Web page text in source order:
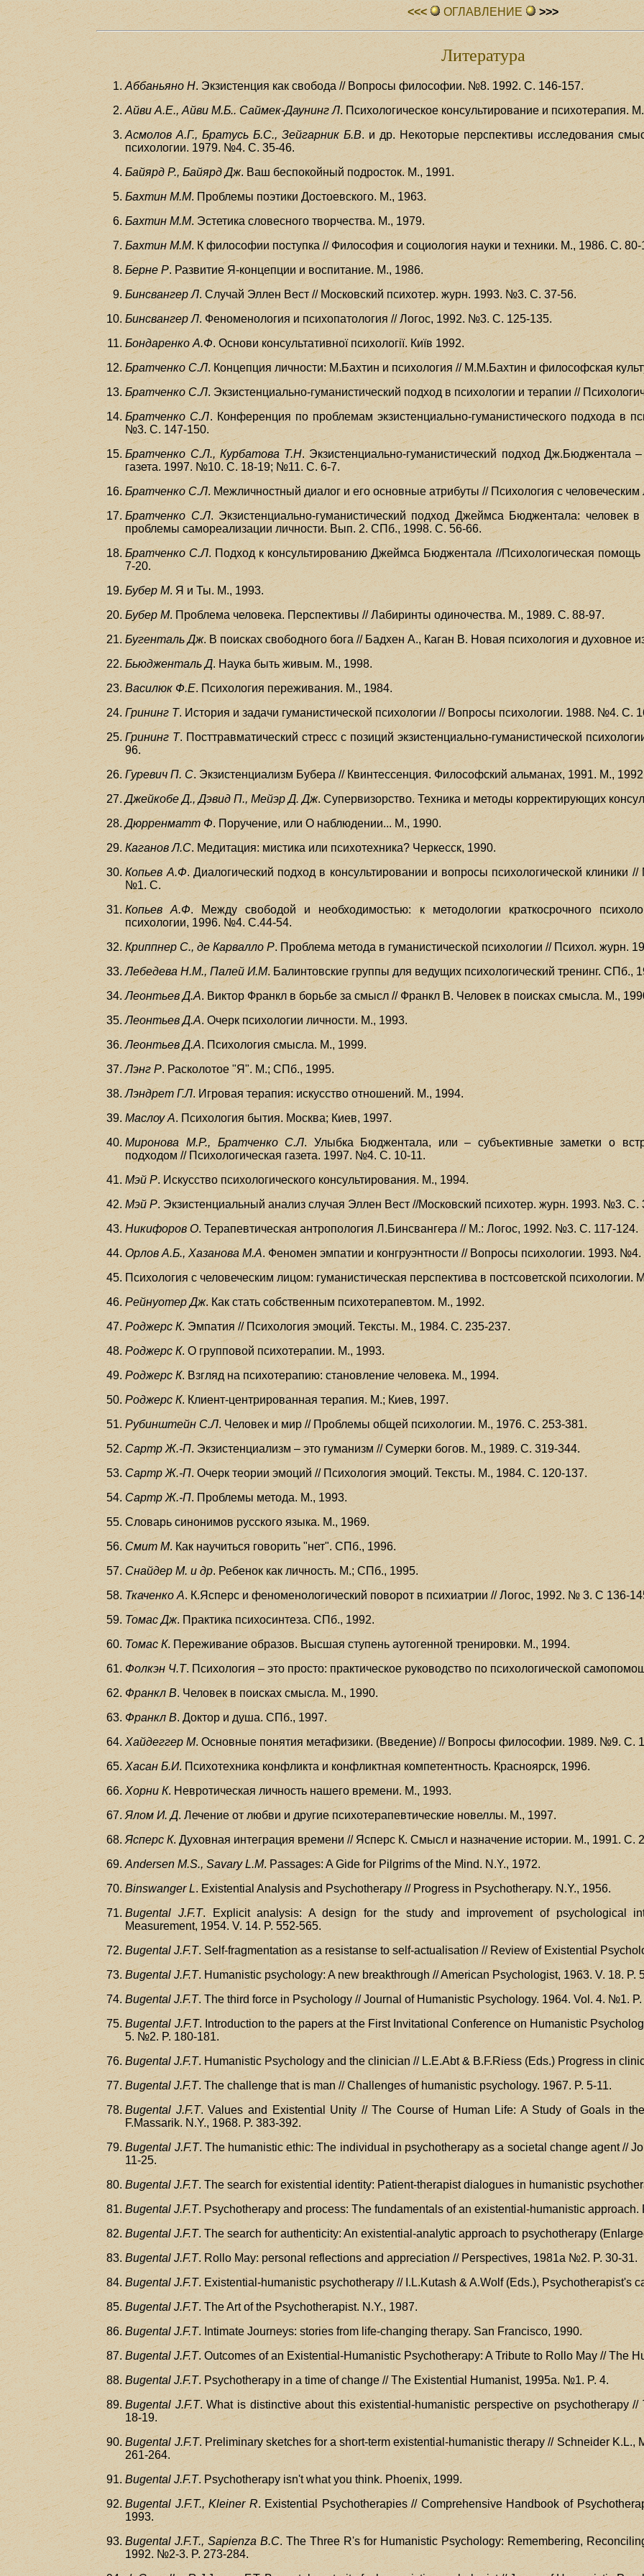
<<< ОГЛАВЛЕHИЕ >>>
Литература
Аббаньяно Н. Экзистенция как свобода // Вопросы философии. №8. 1992. С. 146-157.
Айви А.Е., Айви М.Б.. Саймек-Даунинг Л. Психологическое консультирование и психотерапия.
Асмолов А.Г., Братусь Б.С., Зейгарник Б.В. и др. Некоторые перспективы исследования
психологии. 1979. №4. С. 35-46.
Байярд Р., Байярд Дж. Ваш беспокойный подросток. М., 1991.
Бахтин М.М. Проблемы поэтики Достоевского. М., 1963.
Бахтин М.М. Эстетика словесного творчества. М., 1979.
Бахтин М.М. К философии поступка // Философия и социология науки и техники. М., 1986. С. 80-
Берне Р. Развитие Я-концепции и воспитание. М., 1986.
Бинсвангер Л. Случай Эллен Вест // Московский психотер. журн. 1993. №3. С. 37-56.
Бинсвангер Л. Феноменология и психопатология // Логос, 1992. №3. С. 125-135.
Бондаренко А.Ф. Основи консультативної психологiї. Київ 1992.
Братченко С.Л. Концепция личности: М.Бахтин и психология // М.М.Бахтин и философская
Братченко С.Л. Экзистенциально-гуманистический подход в психологии и терапии //
Братченко С.Л. Конференция по проблемам экзистенциально-гуманистического подхода в
№3. С. 147-150.
Братченко С.Л., Курбатова Т.Н. Экзистенциально-гуманистический подход Дж.Бюджентала
газета. 1997. №10. С. 18-19; №11. С. 6-7.
Братченко С.Л. Межличностный диалог и его основные атрибуты // Психология с
Братченко С.Л. Экзистенциально-гуманистический подход Джеймса Бюджентала: человек
проблемы самореализации личности. Вып. 2. СПб., 1998. С. 56-66.
Братченко С.Л. Подход к консультированию Джеймса Бюджентала //Психологическая
7-20.
Бубер М. Я и Ты. М., 1993.
Бубер М. Проблема человека. Перспективы // Лабиринты одиночества. М., 1989. С. 88-97.
Бугенталь Дж. В поисках свободного бога // Бадхен А., Каган В. Новая психология и духовное
Бьюдженталь Д. Наука быть живым. М., 1998.
Василюк Ф.Е. Психология переживания. М., 1984.
Грининг Т. История и задачи гуманистической психологии // Вопросы психологии. 1988. №4. С.
Грининг Т. Посттравматический стресс с позиций экзистенциально-гуманистической
96.
Гуревич П. С. Экзистенциализм Бубера // Квинтессенция. Философский альманах, 1991. М.,
Джейкобе Д., Дэвид П., Мейэр Д. Дж. Супервизорство. Техника и методы корректирующих
Дюрренматт Ф. Поручение, или О наблюдении... М., 1990.
Каганов Л.С. Медитация: мистика или психотехника? Черкесск, 1990.
Копьев А.Ф. Диалогический подход в консультировании и вопросы психологической клиники
№1. С.
Копьев А.Ф. Между свободой и необходимостью: к методологии краткосрочного
психологии, 1996. №4. С.44-54.
Криппнер С., де Карвалло Р. Проблема метода в гуманистической психологии // Психол. журн.
Лебедева Н.М., Палей И.М. Балинтовские группы для ведущих психологический тренинг. СПб.,
Леонтьев Д.А. Виктор Франкл в борьбе за смысл // Франкл В. Человек в поисках смысла. М.,
Леонтьев Д.А. Очерк психологии личности. М., 1993.
Леонтьев Д.А. Психология смысла. М., 1999.
Лэнг Р. Расколотое "Я". М.; СПб., 1995.
Лэндрет Г.Л. Игровая терапия: искусство отношений. М., 1994.
Маслоу А. Психология бытия. Москва; Киев, 1997.
Миронова М.Р., Братченко С.Л. Улыбка Бюджентала, или – субъективные заметки о
подходом // Психологическая газета. 1997. №4. С. 10-11.
Мэй Р. Искусство психологического консультирования. М., 1994.
Мэй Р. Экзистенциальный анализ случая Эллен Вест //Московский психотер. журн. 1993. №3. С.
Никифоров О. Терапевтическая антропология Л.Бинсвангера // М.: Логос, 1992. №3. С. 117-124.
Орлов А.Б., Хазанова М.А. Феномен эмпатии и конгруэнтности // Вопросы психологии. 1993.
Психология с человеческим лицом: гуманистическая перспектива в постсоветской психологии.
Рейнуотер Дж. Как стать собственным психотерапевтом. М., 1992.
Роджерс К. Эмпатия // Психология эмоций. Тексты. М., 1984. С. 235-237.
Роджерс К. О групповой психотерапии. М., 1993.
Роджерс К. Взгляд на психотерапию: становление человека. М., 1994.
Роджерс К. Клиент-центрированная терапия. М.; Киев, 1997.
Рубинштейн С.Л. Человек и мир // Проблемы общей психологии. М., 1976. С. 253-381.
Сартр Ж.-П. Экзистенциализм – это гуманизм // Сумерки богов. М., 1989. С. 319-344.
Сартр Ж.-П. Очерк теории эмоций // Психология эмоций. Тексты. М., 1984. С. 120-137.
Сартр Ж.-П. Проблемы метода. М., 1993.
Словарь синонимов русского языка. М., 1969.
Смит М. Как научиться говорить "нет". СПб., 1996.
Снайдер М. и др. Ребенок как личность. М.; СПб., 1995.
Ткаченко А. К.Ясперс и феноменологический поворот в психиатрии // Логос, 1992. № 3. С 136-
Томас Дж. Практика психосинтеза. СПб., 1992.
Томас К. Переживание образов. Высшая ступень аутогенной тренировки. М., 1994.
Фолкэн Ч.Т. Психология – это просто: практическое руководство по психологической
Франкл В. Человек в поисках смысла. М., 1990.
Франкл В. Доктор и душа. СПб., 1997.
Хайдеггер М. Основные понятия метафизики. (Введение) // Вопросы философии. 1989. №9. С.
Хасан Б.И. Психотехника конфликта и конфликтная компетентность. Красноярск, 1996.
Хорни К. Невротическая личность нашего времени. М., 1993.
Ялом И. Д. Лечение от любви и другие психотерапевтические новеллы. М., 1997.
Ясперс К. Духовная интеграция времени // Ясперс К. Смысл и назначение истории. М., 1991. С.
Andersen M.S., Savary L.M. Passages: A Gide for Pilgrims of the Mind. N.Y., 1972.
Binswanger L. Existential Analysis and Psychotherapy // Progress in Psychotherapy. N.Y., 1956.
Bugental J.F.T. Explicit analysis: A design for the study and improvement of psychological
Measurement, 1954. V. 14. P. 552-565.
Bugental J.F.T. Self-fragmentation as a resistanse to self-actualisation // Review of Existential
Bugental J.F.T. Humanistic psychology: A new breakthrough // American Psychologist, 1963. V. 18. P.
Bugental J.F.T. The third force in Psychology // Journal of Humanistic Psychology. 1964. Vol. 4. №1.
Bugental J.F.T. Introduction to the papers at the First Invitational Conference on Humanistic
5. №2. P. 180-181.
Bugental J.F.T. Humanistic Psychology and the clinician // L.E.Abt & B.F.Riess (Eds.) Progress in
Bugental J.F.T. The challenge that is man // Challenges of humanistic psychology. 1967. P. 5-11.
Bugental J.F.T. Values and Existential Unity // The Course of Human Life: A Study of Goals in
F.Massarik. N.Y., 1968. P. 383-392.
Bugental J.F.T. The humanistic ethic: The individual in psychotherapy as a societal change agent //
11-25.
Bugental J.F.T. The search for existential identity: Patient-therapist dialogues in humanistic
Bugental J.F.T. Psychotherapy and process: The fundamentals of an existential-humanistic approach.
Bugental J.F.T. The search for authenticity: An existential-analytic approach to psychotherapy
Bugental J.F.T. Rollo May: personal reflections and appreciation // Perspectives, 1981a №2. P. 30-31.
Bugental J.F.T. Existential-humanistic psychotherapy // I.L.Kutash & A.Wolf (Eds.), Psychotherapist's
Bugental J.F.T. The Art of the Psychotherapist. N.Y., 1987.
Bugental J.F.T. Intimate Journeys: stories from life-changing therapy. San Francisco, 1990.
Bugental J.F.T. Outcomes of an Existential-Humanistic Psychotherapy: A Tribute to Rollo May // The
Bugental J.F.T. Psychotherapy in a time of change // The Existential Humanist, 1995a. №1. P. 4.
Bugental J.F.T. What is distinctive about this existential-humanistic perspective on psychotherapy
18-19.
Bugental J.F.T. Preliminary sketches for a short-term existential-humanistic therapy // Schneider K.L.,
261-264.
Bugental J.F.T. Psychotherapy isn't what you think. Phoenix, 1999.
Bugental J.F.T., Kleiner R. Existential Psychotherapies // Comprehensive Handbook of
1993.
Bugental J.F.T., Sapienza B.C. The Three R's for Humanistic Psychology: Remembering,
1992. №2-3. P. 273-284.